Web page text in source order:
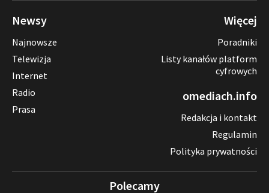
Newsy
Najnowsze
Telewizja
Internet
Radio
Prasa
Więcej
Poradniki
Listy kanałów platform
cyfrowych
omediach.info
Redakcja i kontakt
Regulamin
Polityka prywatności
Polecamy